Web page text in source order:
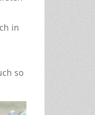
in
so